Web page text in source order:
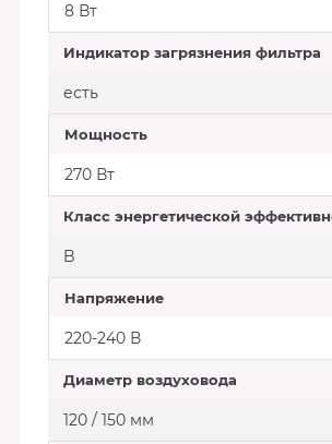
8 Вт
Индикатор загрязнения фильтра
есть
Мощность
270 Вт
Класс энергетической
B
Напряжение
220-240 В
Диаметр воздуховода
120 / 150 мм